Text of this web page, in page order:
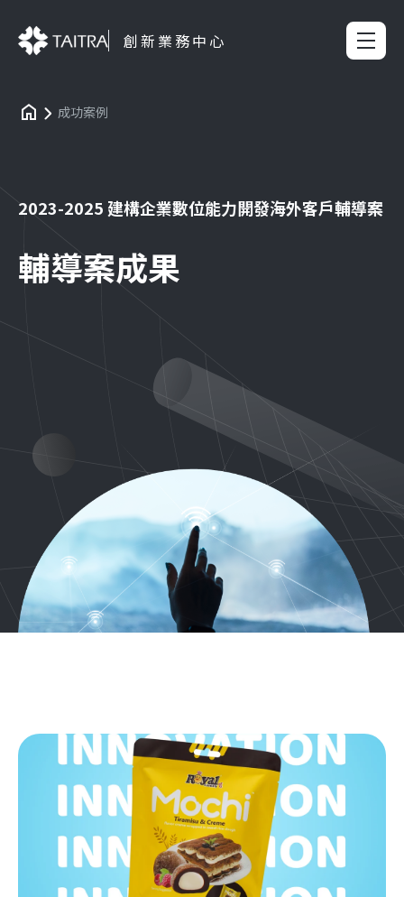
創新業務中心
成功案例
2023-2025 建構企業數位能力開發海外客戶輔導案
輔導案成果